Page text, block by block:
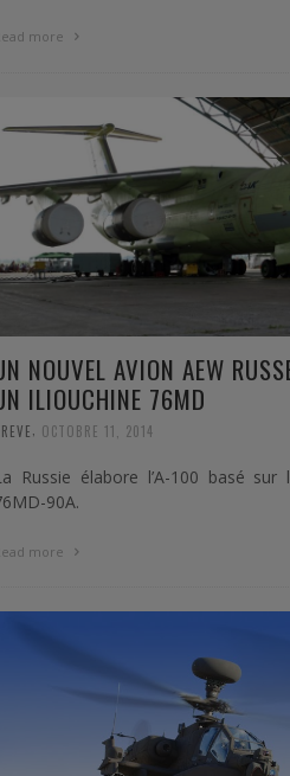
more
NOUVEL AVION AEW
ILIOUCHINE 76MD
OCTOBRE 11, 2014
Russie élabore l’A-100 basé
90A.
more